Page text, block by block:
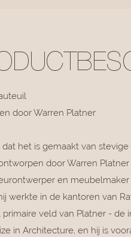
door Warren Platner
dat het is gemaakt van
door Warren
en
werkte in de kantoren van
veld van Platner - de
in Architecture, en hij is